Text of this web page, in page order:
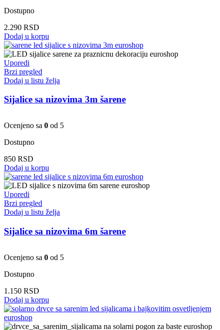
Dostupno
2.290 RSD
Dodaj u korpu
Uporedi
Brzi pregled
Dodaj u listu želja
Sijalice sa nizovima 3m šarene
Ocenjeno sa 0 od 5
Dostupno
850 RSD
Dodaj u korpu
Uporedi
Brzi pregled
Dodaj u listu želja
Sijalice sa nizovima 6m šarene
Ocenjeno sa 0 od 5
Dostupno
1.150 RSD
Dodaj u korpu